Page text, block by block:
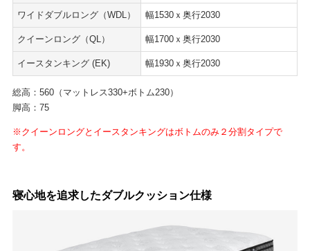
ワイドダブルロング（WDL） 幅1530ｘ奥行2030
クイーンロング（QL） 幅1700ｘ奥行2030
イースタンキング (EK) 幅1930ｘ奥行2030
総高：560（マットレス330+ボトム230）
脚高：75
※クイーンロングとイースタンキングはボトムのみ２分割タイプで
す。
寝心地を追求したダブルクッション仕様